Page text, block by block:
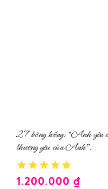
27 bông hồng: “Anh yêu
thương yêu của Anh”.
1.200.000 ₫